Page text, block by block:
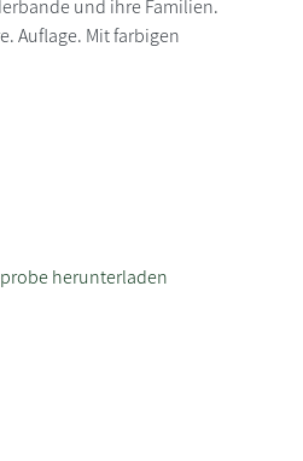
und ihre Familien.
Auflage. Mit farbigen
herunterladen